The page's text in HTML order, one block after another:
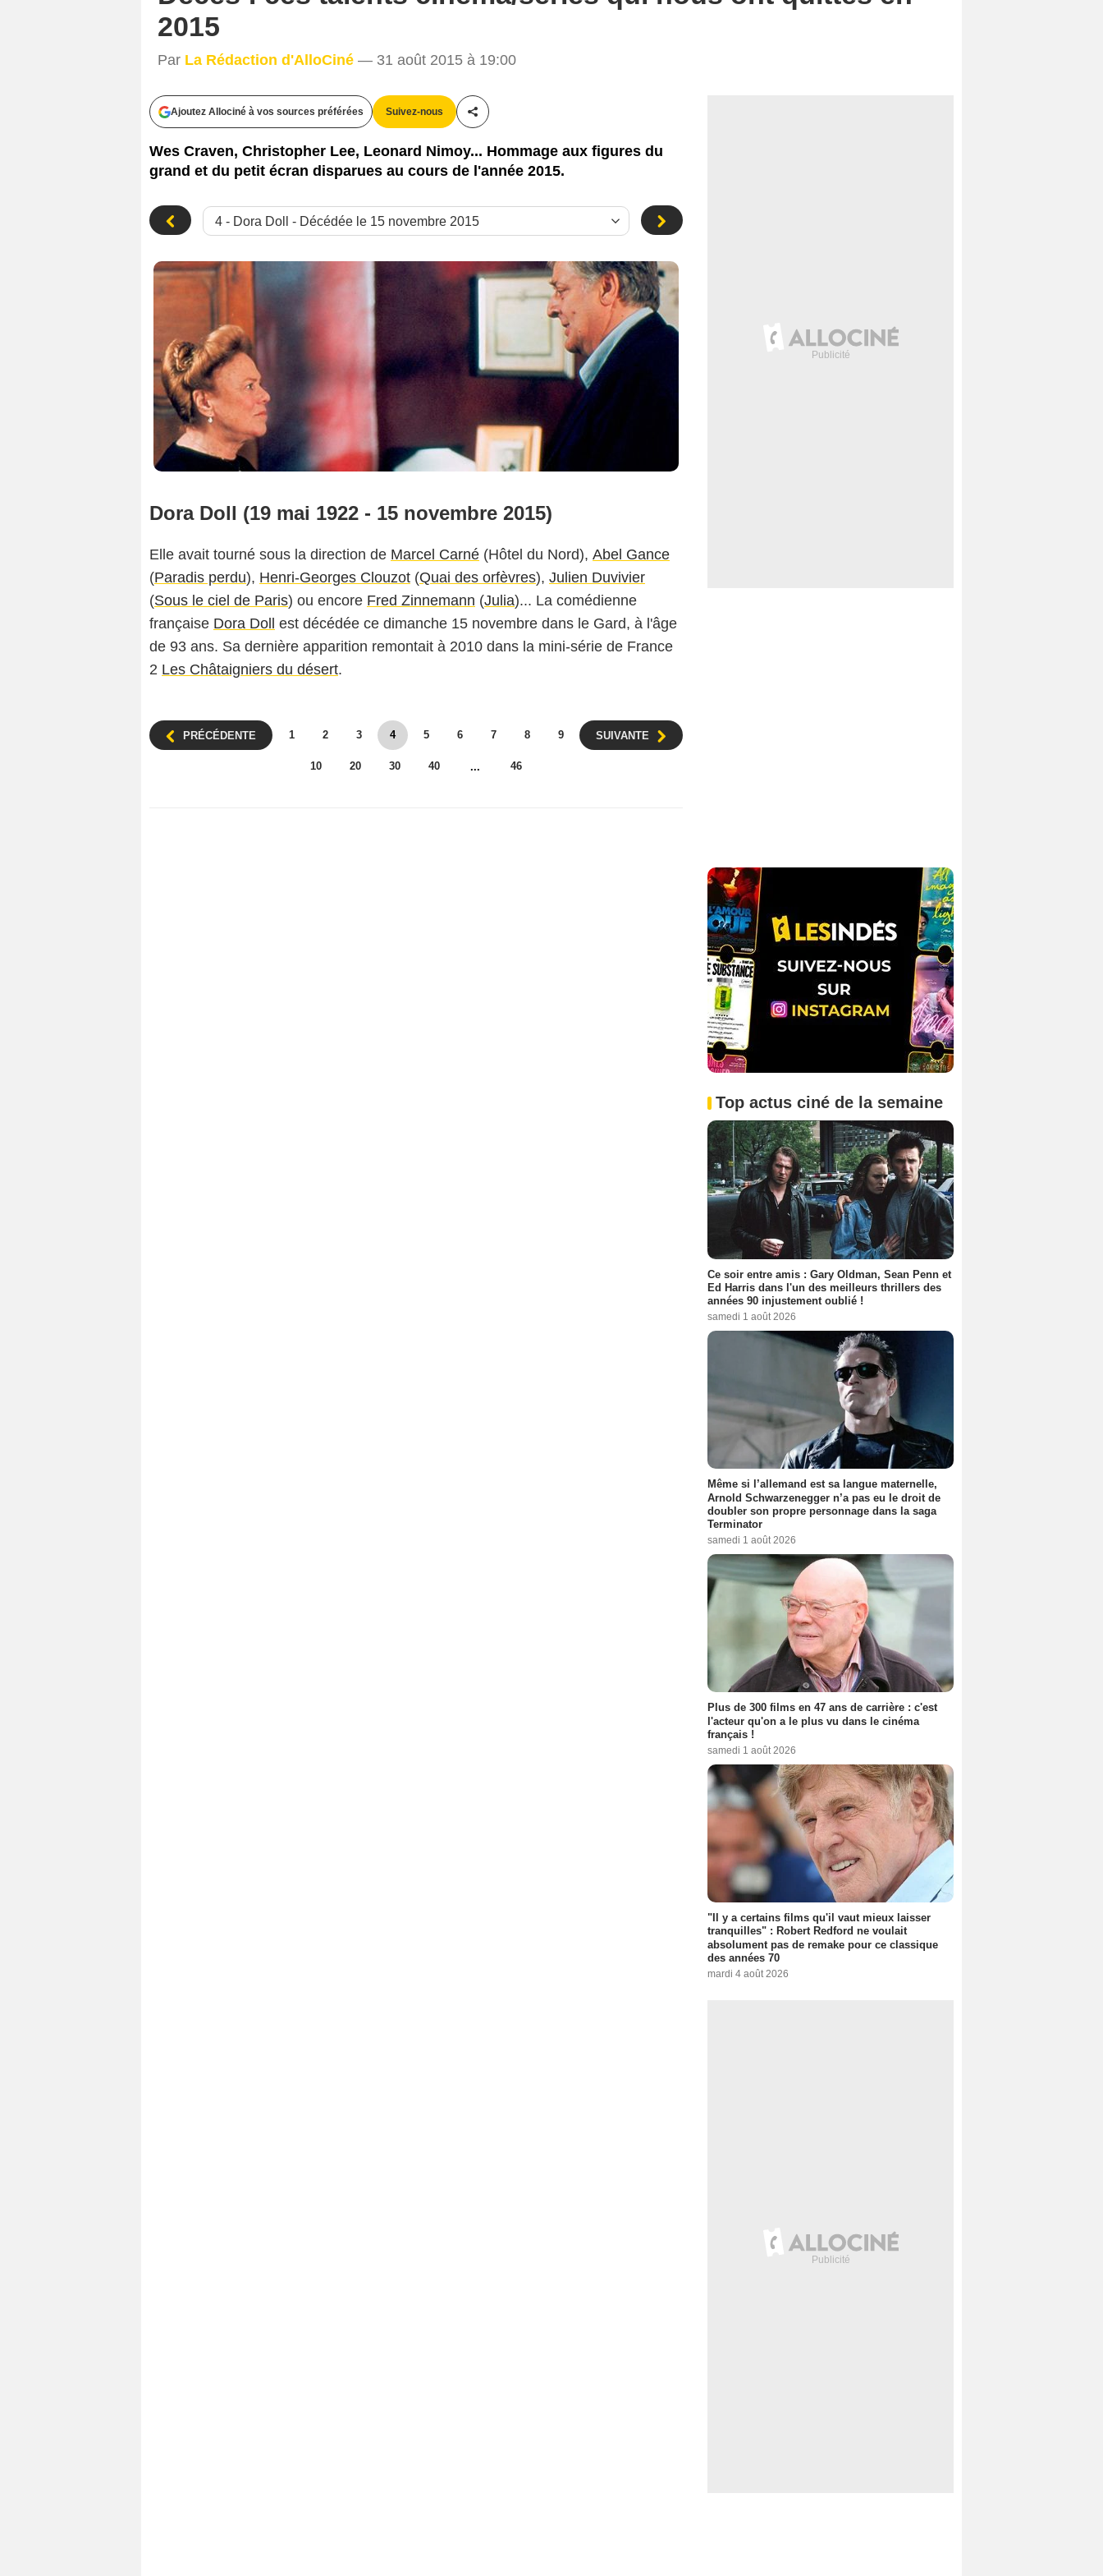
2015
Par La Rédaction d'AlloCiné — 31 août 2015 à 19:00
Ajoutez Allociné à vos sources préférées Suivez-nous
Partager cet article
Wes Craven, Christopher Lee, Leonard Nimoy... Hommage aux figures du
grand et du petit écran disparues au cours de l'année 2015.
1999-2003 Antenne-2, Ceská Televize, Dune, EC Télévision, France 2, La Cinq, RTBF, TSR
Dora Doll (19 mai 1922 - 15 novembre 2015)
Elle avait tourné sous la direction de Marcel Carné (Hôtel du Nord), Abel Gance
(Paradis perdu), Henri-Georges Clouzot (Quai des orfèvres), Julien Duvivier
(Sous le ciel de Paris) ou encore Fred Zinnemann (Julia)... La comédienne
française Dora Doll est décédée ce dimanche 15 novembre dans le Gard, à l'âge
de 93 ans. Sa dernière apparition remontait à 2010 dans la mini-série de France
2 Les Châtaigniers du désert.
PRÉCÉDENTE SUIVANTE
1 2 3 4 5 6 7 8 9
10 20 30 40 ... 46
Top actus ciné de la semaine
Ce soir entre amis : Gary Oldman, Sean Penn et
Ed Harris dans l'un des meilleurs thrillers des
années 90 injustement oublié !
samedi 1 août 2026
Même si l’allemand est sa langue maternelle,
Arnold Schwarzenegger n’a pas eu le droit de
doubler son propre personnage dans la saga
Terminator
samedi 1 août 2026
Plus de 300 films en 47 ans de carrière : c'est
l'acteur qu'on a le plus vu dans le cinéma
français !
samedi 1 août 2026
"Il y a certains films qu'il vaut mieux laisser
tranquilles" : Robert Redford ne voulait
absolument pas de remake pour ce classique
des années 70
mardi 4 août 2026